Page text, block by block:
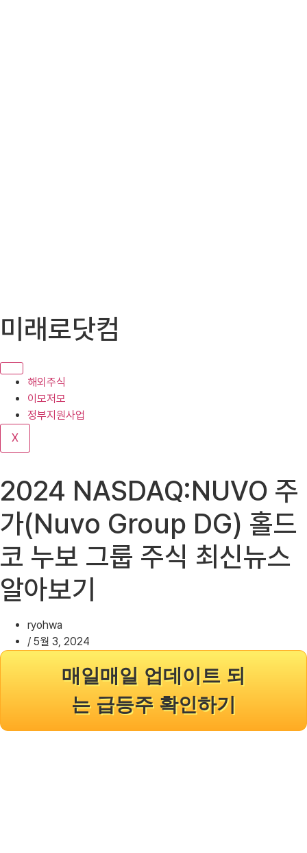
텐
로
기
미래로닷컴
해외주식
이모저모
정부지원사업
X
2024 NASDAQ:NUVO 주
가(Nuvo Group DG) 홀드
코 누보 그룹 주식 최신뉴스
알아보기
ryohwa
/ 5월 3, 2024
매일매일 업데이트 되
는 급등주 확인하기